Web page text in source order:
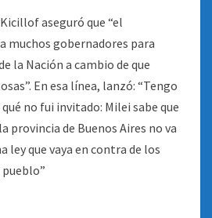
aseguró que “el
muchos gobernadores para
la Nación a cambio de que
En esa línea, lanzó: “Tengo
no fui invitado: Milei sabe que
provincia de Buenos Aires no va
ley que vaya en contra de los